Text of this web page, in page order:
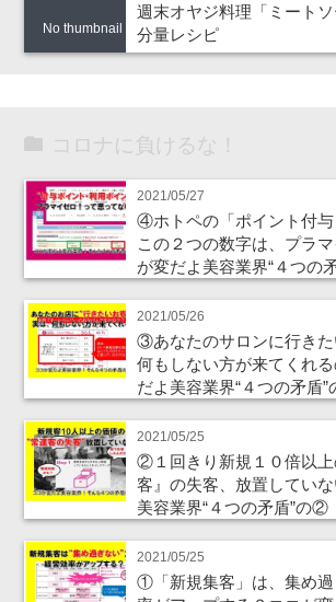
No thumbnail
週末オヤジ料理「ミート
分量レシピ
コロナに負けるな！
2021/05/27
④ホトペの「ポイント付与
この２つの数字は、プラ
が変だよ美容業界“４つの
2021/05/26
③あなたのサロンに行きた
何もしない方が来てくれ
だよ美容業界“４つの矛盾
2021/05/25
②１回きり新規１０倍以上
客』の失客、放置してい
美容業界“４つの矛盾”の②
2021/05/25
①「新規集客」は、集め